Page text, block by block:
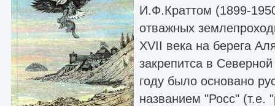
И.Ф.Краттом (1899-
отважных
XVII века на берега
закрепитса в
году было основано
названием "Росс" (т.е.